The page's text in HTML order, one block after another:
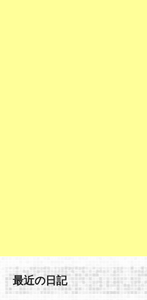
最近の日記